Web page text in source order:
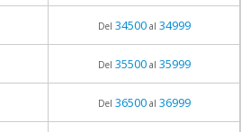
Del 34500al 34999
Del 35500al 35999
Del 36500al 36999